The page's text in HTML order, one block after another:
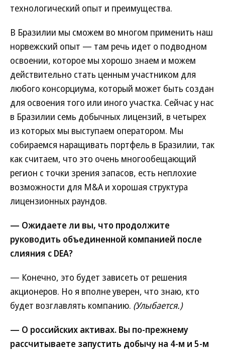
технологический опыт и преимущества.
В Бразилии мы сможем во многом применить наш
норвежский опыт — там речь идет о подводном
освоении, которое мы хорошо знаем и можем
действительно стать ценным участником для
любого консорциума, который может быть создан
для освоения того или иного участка. Сейчас у нас
в Бразилии семь добычных лицензий, в четырех
из которых мы выступаем оператором. Мы
собираемся наращивать портфель в Бразилии, так
как считаем, что это очень многообещающий
регион с точки зрения запасов, есть неплохие
возможности для M&A и хорошая структура
лицензионных раундов.
— Ожидаете ли вы, что продолжите
руководить объединенной компанией после
слияния с DEA?
— Конечно, это будет зависеть от решения
акционеров. Но я вполне уверен, что знаю, кто
будет возглавлять компанию. (Улыбается.)
— О российских активах. Вы по-прежнему
рассчитываете запустить добычу на 4-м и 5-м